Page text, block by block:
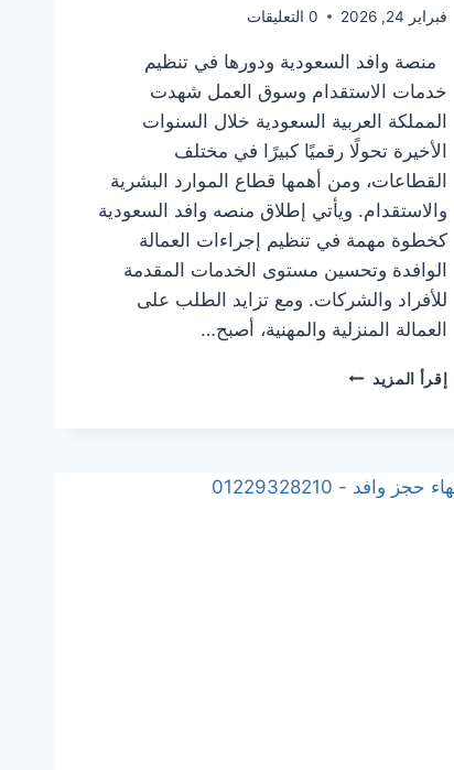
فبراير 24, 2026 0 التعليقات
منصة وافد السعودية ودورها في تنظيم
خدمات الاستقدام وسوق العمل شهدت
المملكة العربية السعودية خلال السنوات
الأخيرة تحولًا رقميًا كبيرًا في مختلف
القطاعات، ومن أهمها قطاع الموارد البشرية
والاستقدام. ويأتي إطلاق منصه وافد السعودية
كخطوة مهمة في تنظيم إجراءات العمالة
الوافدة وتحسين مستوى الخدمات المقدمة
للأفراد والشركات. ومع تزايد الطلب على
العمالة المنزلية والمهنية، أصبح…
إقرأ المزيد